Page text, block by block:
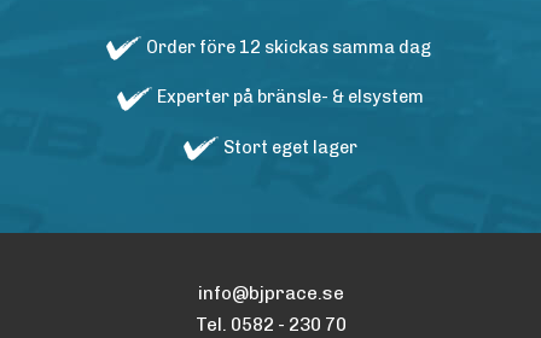
Order före 12 skickas samma dag
Experter på bränsle- & elsystem
Stort eget lager
info@bjprace.se
Tel. 0582 - 230 70